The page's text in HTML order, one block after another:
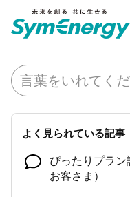
よく見られている記事
ぴったりプラ
お客さま）